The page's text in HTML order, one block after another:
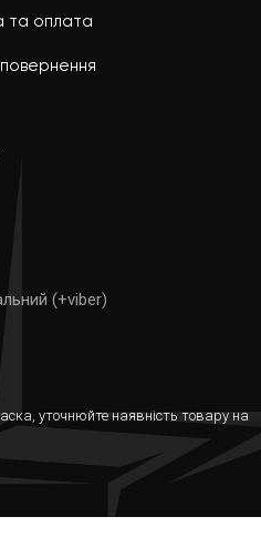
та оплата
(+viber)
уточнюйте наявність товару на